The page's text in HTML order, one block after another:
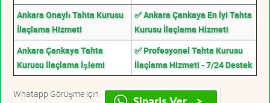
Ankara Onaylı Tahta Kurusu
İlaçlama Hizmeti
✅ Ankara Çankaya En İyi Tahta
Kurusu İlaçlama Hizmeti
Ankara Çankaya Tahta
Kurusu İlaçlama İşlemi
✅ Profesyonel Tahta Kurusu
İlaçlama Hizmeti - 7/24 Destek
Whatapp Görüşme için